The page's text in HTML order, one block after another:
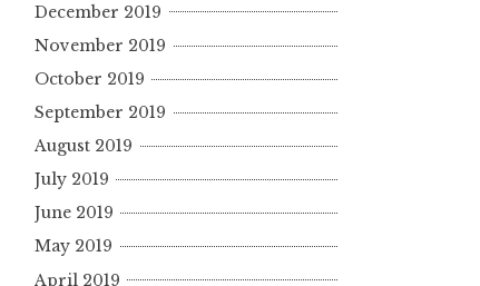
December 2019
November 2019
October 2019
September 2019
August 2019
July 2019
June 2019
May 2019
April 2019